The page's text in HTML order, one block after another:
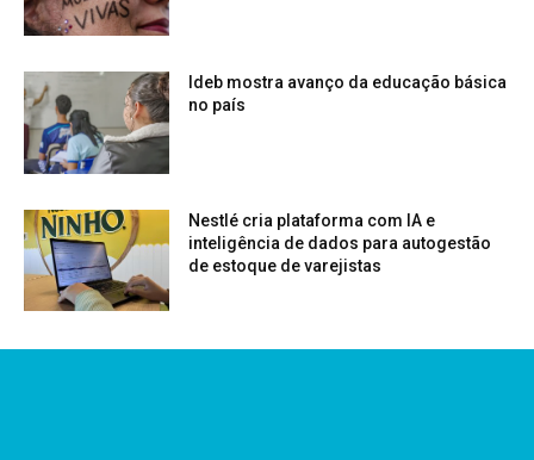
Ideb mostra avanço da educação básica
no país
Nestlé cria plataforma com IA e
inteligência de dados para autogestão
de estoque de varejistas